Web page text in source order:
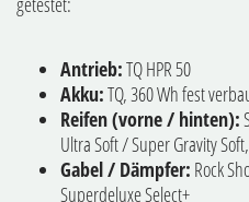
Antrieb:TQ HPR 50
Akku:TQ, 360 Wh fest
Reifen (vorne / hinten):
Ultra Soft / Super Gravity
Gabel / Dämpfer: Rock
Superdeluxe Select+